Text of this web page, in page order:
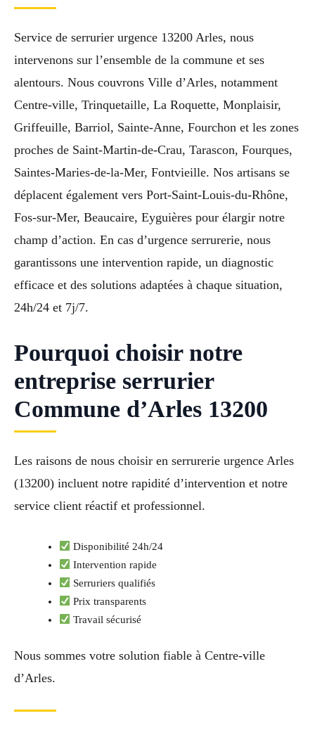
Service de serrurier urgence 13200 Arles, nous
intervenons sur l’ensemble de la commune et ses
alentours. Nous couvrons Ville d’Arles, notamment
Centre-ville, Trinquetaille, La Roquette, Monplaisir,
Griffeuille, Barriol, Sainte-Anne, Fourchon et les zones
proches de Saint-Martin-de-Crau, Tarascon, Fourques,
Saintes-Maries-de-la-Mer, Fontvieille. Nos artisans se
déplacent également vers Port-Saint-Louis-du-Rhône,
Fos-sur-Mer, Beaucaire, Eyguières pour élargir notre
champ d’action. En cas d’urgence serrurerie, nous
garantissons une intervention rapide, un diagnostic
efficace et des solutions adaptées à chaque situation,
24h/24 et 7j/7.
Pourquoi choisir notre
entreprise serrurier
Commune d’Arles 13200
Les raisons de nous choisir en serrurerie urgence Arles
(13200) incluent notre rapidité d’intervention et notre
service client réactif et professionnel.
Disponibilité 24h/24
Intervention rapide
Serruriers qualifiés
Prix transparents
Travail sécurisé
Nous sommes votre solution fiable à Centre-ville
d’Arles.